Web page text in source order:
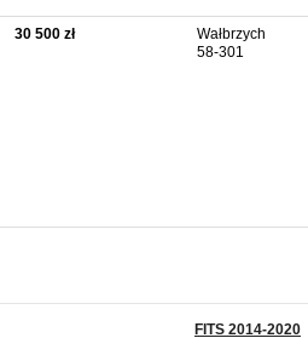
30 500 zł
Wałbrzych
58-301